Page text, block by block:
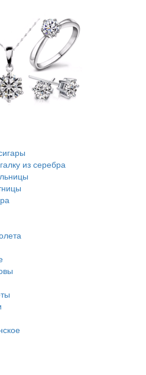
из серебра